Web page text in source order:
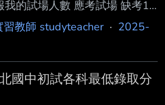
我的試場人數 應考試場 缺考10
習教師 studyteacher· 2025-
國中初試各科最低錄取分